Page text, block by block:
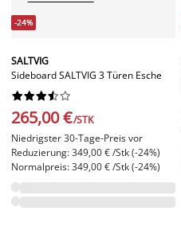
-24%
SALTVIG
Sideboard SALTVIG 3 Türen Esche






265,00 €/STK
Niedrigster 30-Tage-Preis vor
Reduzierung: 349,00 € /Stk (-24%)
Normalpreis: 349,00 € /Stk (-24%)